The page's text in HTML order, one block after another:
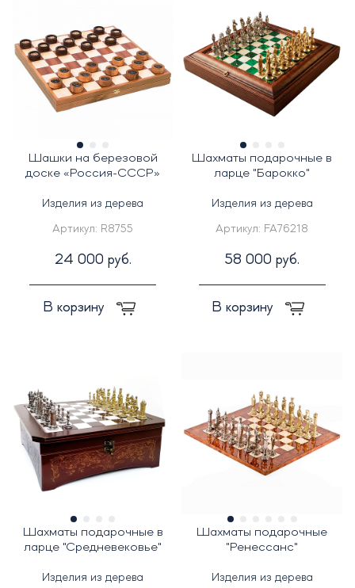
Шашки на березовой
доске «Россия-СССР»
Изделия из дерева
Артикул: R8755
24 000 руб.
В корзину
Шахматы подарочные в
ларце "Барокко"
Изделия из дерева
Артикул: FA76218
58 000 руб.
В корзину
Шахматы подарочные в
ларце "Средневековье"
Изделия из дерева
Шахматы подарочные
"Ренессанс"
Изделия из дерева